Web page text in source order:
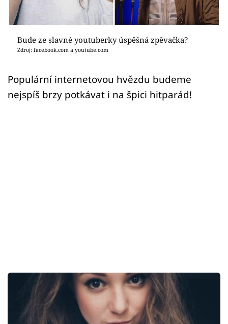
Bude ze slavné youtuberky úspěšná zpěvačka?
Zdroj: facebook.com a youtube.com
Populární internetovou hvězdu budeme
nejspíš brzy potkávat i na špici hitparád!